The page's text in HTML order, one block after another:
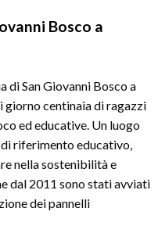
Bosco a
di San Giovanni Bosco a
giorno centinaia di ragazzi
ed educative. Un luogo
riferimento educativo,
nella sostenibilità e
dal 2011 sono stati avviati
dei pannelli